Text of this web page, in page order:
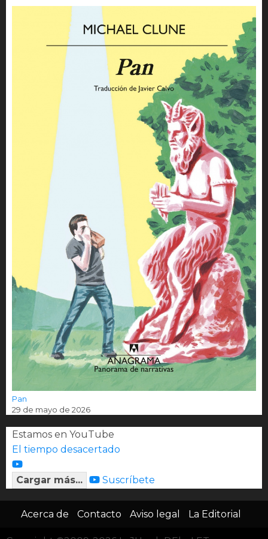
Pan
29 de mayo de 2026
Estamos en YouTube
El tiempo desacertado
Cargar más... Suscríbete
Acerca de Contacto Aviso legal La Editorial